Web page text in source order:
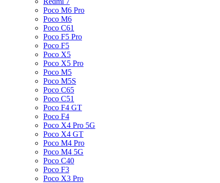
Poco M6 Pro
Poco M6
Poco C61
Poco F5 Pro
Poco F5
Poco X5
Poco X5 Pro
Poco M5
Poco M5S
Poco C65
Poco C51
Poco F4 GT
Poco F4
Poco X4 Pro 5G
Poco X4 GT
Poco M4 Pro
Poco M4 5G
Poco C40
Poco F3
Poco X3 Pro